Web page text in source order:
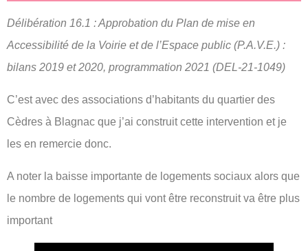
Délibération 16.1 : Approbation du Plan de mise en
Accessibilité de la Voirie et de l’Espace public (P.A.V.E.) :
bilans 2019 et 2020, programmation 2021 (DEL-21-1049)
C’est avec des associations d’habitants du quartier des
Cèdres à Blagnac que j’ai construit cette intervention et je
les en remercie donc.
A noter la baisse importante de logements sociaux alors que
le nombre de logements qui vont être reconstruit va être plus
important